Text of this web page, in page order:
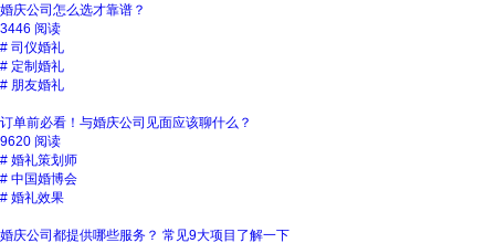
婚庆公司怎么选才靠谱？
3446 阅读
# 司仪婚礼
# 定制婚礼
# 朋友婚礼
订单前必看！与婚庆公司见面应该聊什么？
9620 阅读
# 婚礼策划师
# 中国婚博会
# 婚礼效果
婚庆公司都提供哪些服务？ 常见9大项目了解一下